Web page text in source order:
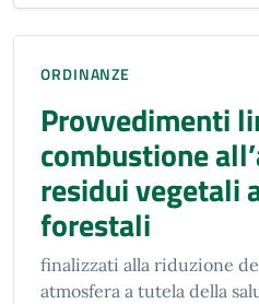
ORDINANZE
Provvedimenti
combustione
residui vegetali
forestali
finalizzati alla riduzione
atmosfera a tutela della